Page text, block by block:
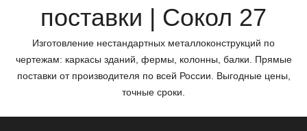
поставки | Сокол 27
Изготовление нестандартных металлоконструкций по
чертежам: каркасы зданий, фермы, колонны, балки. Прямые
поставки от производителя по всей России. Выгодные цены,
точные сроки.